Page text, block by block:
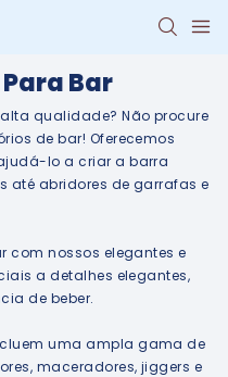
Bar
qualidade? Não procure
de bar! Oferecemos
lo a criar a barra
até abridores de garrafas e
com nossos elegantes e
a detalhes elegantes,
de beber.
uma ampla gama de
maceradores, jiggers e